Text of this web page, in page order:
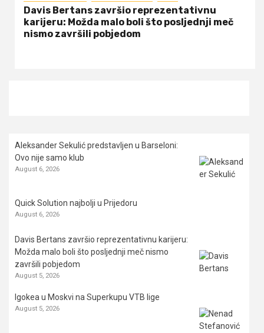
Davis Bertans završio reprezentativnu
karijeru: Možda malo boli što posljednji meč
nismo završili pobjedom
Aleksander Sekulić predstavljen u Barseloni:
Ovo nije samo klub
August 6, 2026
Quick Solution najbolji u Prijedoru
August 6, 2026
Davis Bertans završio reprezentativnu karijeru:
Možda malo boli što posljednji meč nismo
završili pobjedom
August 5, 2026
Igokea u Moskvi na Superkupu VTB lige
August 5, 2026